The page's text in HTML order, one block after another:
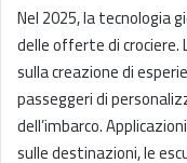
Nel 2025, la tecnologia
delle offerte di
sulla creazione di
passeggeri di
dell’imbarco.
sulle destinazioni, le